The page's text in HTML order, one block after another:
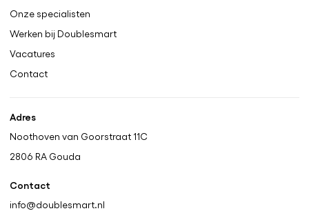
Onze specialisten
Werken bij Doublesmart
Vacatures
Contact
Adres
Noothoven van Goorstraat 11C
2806 RA Gouda
Contact
info@doublesmart.nl